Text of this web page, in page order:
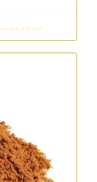
les détails